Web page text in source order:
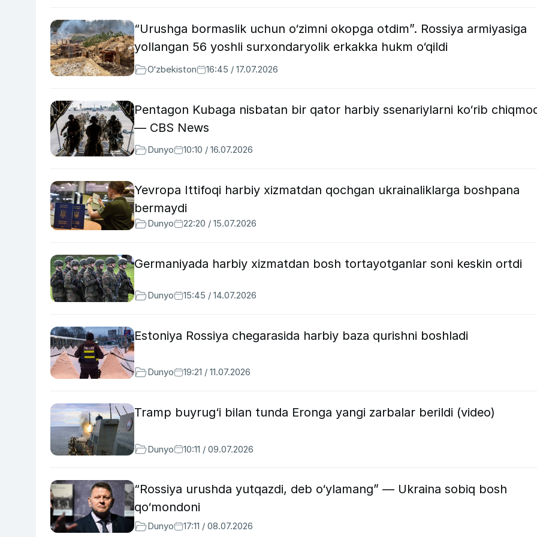
“Urushga bormaslik uchun o‘zimni okopga otdim”. Rossiya armiyasiga
yollangan 56 yoshli surxondaryolik erkakka hukm o‘qildi
O‘zbekiston 16:45 / 17.07.2026
Pentagon Kubaga nisbatan bir qator harbiy ssenariylarni ko‘rib
— CBS News
Dunyo 10:10 / 16.07.2026
Yevropa Ittifoqi harbiy xizmatdan qochgan ukrainaliklarga boshpana
bermaydi
Dunyo 22:20 / 15.07.2026
Germaniyada harbiy xizmatdan bosh tortayotganlar soni keskin ortdi
Dunyo 15:45 / 14.07.2026
Estoniya Rossiya chegarasida harbiy baza qurishni boshladi
Dunyo 19:21 / 11.07.2026
Tramp buyrug‘i bilan tunda Eronga yangi zarbalar berildi (video)
Dunyo 10:11 / 09.07.2026
“Rossiya urushda yutqazdi, deb o‘ylamang” — Ukraina sobiq bosh
qo‘mondoni
Dunyo 17:11 / 08.07.2026